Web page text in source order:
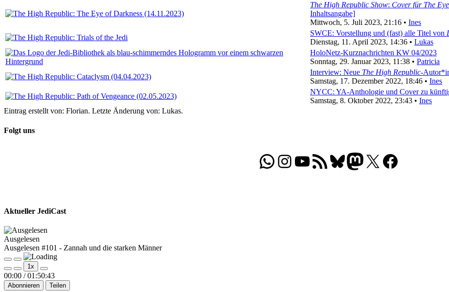
The High Republic Show: Cover für The
Inhaltsangabe]
Mittwoch, 5. Juli 2023, 21:16 • Ines
SWCE: Vorstellung und (fast) alle Titel von
Dienstag, 11. April 2023, 14:36 • Lukas
HoloNetz-Kurznachrichten KW 04/2023
Sonntag, 29. Januar 2023, 11:38 • Patricia
Interview: Neue The High Republic-
Samstag, 17. Dezember 2022, 18:46 • Ines
NYCC: YA-Anthologie und Cover zu
Samstag, 8. Oktober 2022, 23:43 • Ines
Eintrag erstellt von: Florian. Letzte Änderung von: Lukas.
Folgt uns
WhatsApp
Folgt uns auf Instagram
Besucht unseren YouTube-Kanal
RSS-FeedBluesky
Folgt uns auf Mastodon
X Folgt uns auf Facebook
Aktueller JediCast
Ausgelesen
Ausgelesen #101 - Zannah und die starken Männer
Play
Episode
Pause
Episode
1x
00:00 / 01:50:43
Abonnieren Teilen